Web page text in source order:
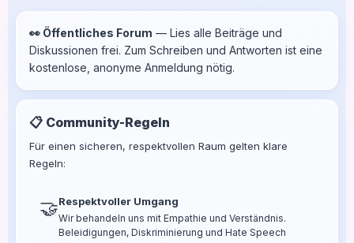
👀 Öffentliches Forum — Lies alle Beiträge und
Diskussionen frei. Zum Schreiben und Antworten ist eine
kostenlose, anonyme Anmeldung nötig.
📋 Community-Regeln
Für einen sicheren, respektvollen Raum gelten klare
Regeln:
🤝Respektvoller Umgang
Wir behandeln uns mit Empathie und Verständnis.
Beleidigungen, Diskriminierung und Hate Speech